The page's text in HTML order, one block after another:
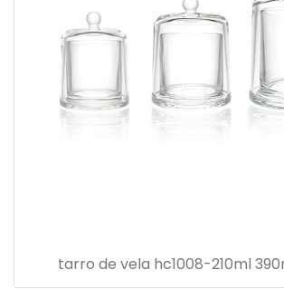
tarro de vela hc1008-210ml